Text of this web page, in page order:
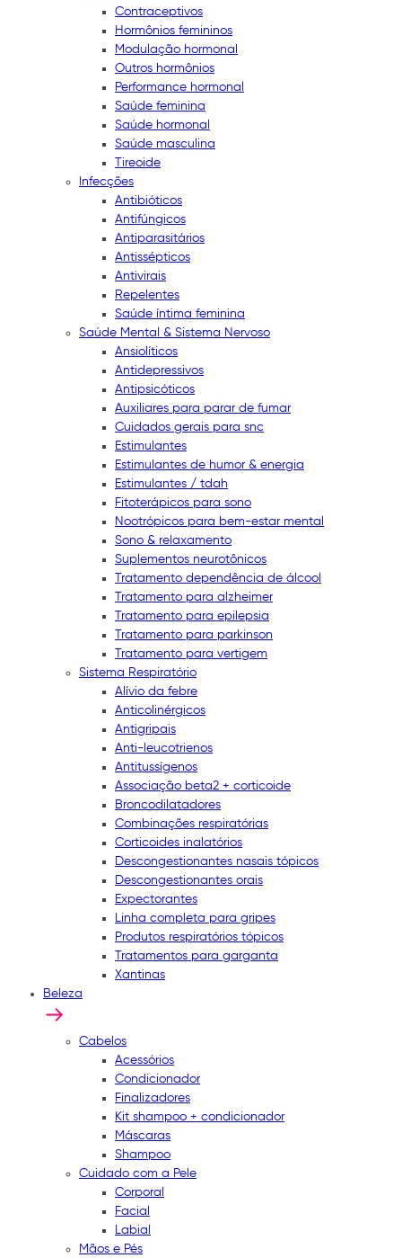
Contraceptivos
Hormônios femininos
Modulação hormonal
Outros hormônios
Performance hormonal
Saúde feminina
Saúde hormonal
Saúde masculina
Tireoide
Infecções
Antibióticos
Antifúngicos
Antiparasitários
Antissépticos
Antivirais
Repelentes
Saúde íntima feminina
Saúde Mental & Sistema Nervoso
Ansiolíticos
Antidepressivos
Antipsicóticos
Auxiliares para parar de fumar
Cuidados gerais para snc
Estimulantes
Estimulantes de humor & energia
Estimulantes / tdah
Fitoterápicos para sono
Nootrópicos para bem-estar mental
Sono & relaxamento
Suplementos neurotônicos
Tratamento dependência de álcool
Tratamento para alzheimer
Tratamento para epilepsia
Tratamento para parkinson
Tratamento para vertigem
Sistema Respiratório
Alívio da febre
Anticolinérgicos
Antigripais
Anti-leucotrienos
Antitussígenos
Associação beta2 + corticoide
Broncodilatadores
Combinações respiratórias
Corticoides inalatórios
Descongestionantes nasais tópicos
Descongestionantes orais
Expectorantes
Linha completa para gripes
Produtos respiratórios tópicos
Tratamentos para garganta
Xantinas
Beleza
Cabelos
Acessórios
Condicionador
Finalizadores
Kit shampoo + condicionador
Máscaras
Shampoo
Cuidado com a Pele
Corporal
Facial
Labial
Mãos e Pés